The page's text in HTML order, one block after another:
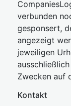
verbunden
gesponsert,
angezeigt
jeweiligen
Zwecken auf
Kontakt